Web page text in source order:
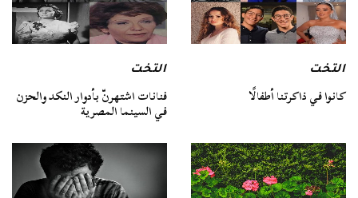
التخت
كانوا في ذاكرتنا أطفالًا
التخت
فنانات اشتهرنّ بأدوار النكد والحزن
في السينما المصرية